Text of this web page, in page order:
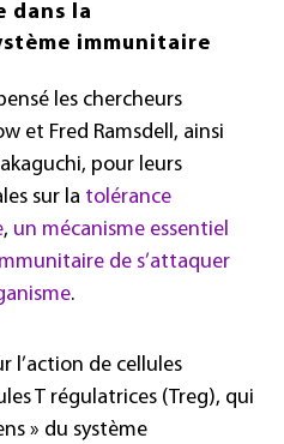
dans la
immunitaire
les chercheurs
et Fred Ramsdell, ainsi
pour leurs
sur la tolérance
, un mécanisme essentiel
de s’attaquer
.
l’action de cellules
T régulatrices (Treg), qui
» du système